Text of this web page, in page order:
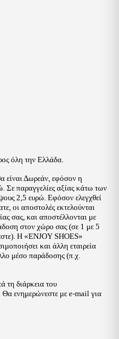
όλη την Ελλάδα.
είναι Δωρεάν, εφόσον η
Σε παραγγελίες αξίας κάτω των
2,5 ευρώ. Εφόσον ελεγχθεί
οι αποστολές εκτελούνται
σας, και αποστέλλονται με
στον χώρο σας (σε 1 με 5
Η «ENJOY SHOES»
και άλλη εταιρεία
μέσο παράδοσης (π.χ.
τη διάρκεια του
Θα ενημερώνεστε με e-mail για